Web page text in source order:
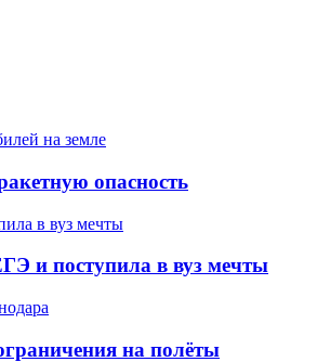
опасность
и поступила в вуз мечты
на полёты